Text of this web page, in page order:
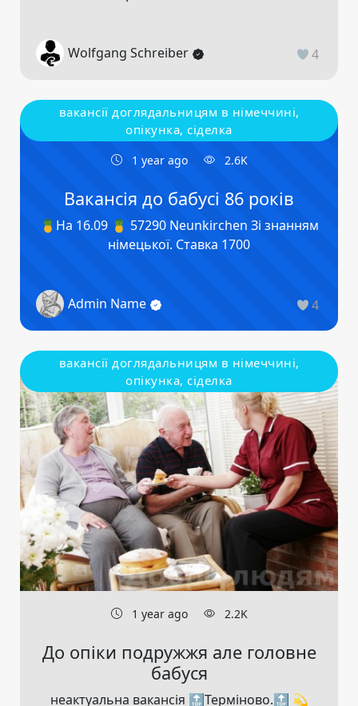
Wolfgang Schreiber 4
1 year ago 2.6K
4
вакансії доглядальницям в німеччині,
опікунка, сіделка
Вакансія до бабусі 86 років
🍍На 16.09 🍍 57290 Neunkirchen Зі знанням
німецької. Ставка 1700
Admin Name
вакансії доглядальницям в німеччині,
опікунка, сіделка
1 year ago 2.2K
До опіки подружжя але головне
бабуся
неактуальна вакансія 🔝Терміново.🔝 💫